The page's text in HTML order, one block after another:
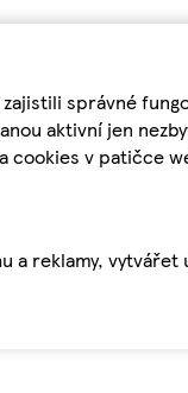
správné
aktivní jen
cookies v patičce
reklamy,